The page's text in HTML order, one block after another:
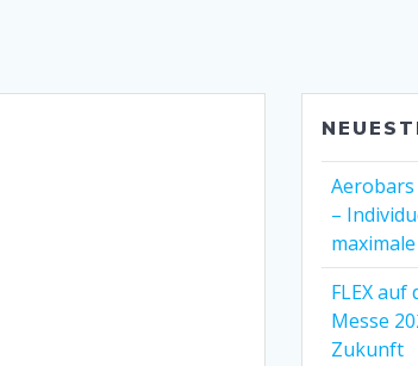
–
FLEX
Messe
Zukunft